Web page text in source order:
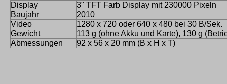
Display
3" TFT Farb Display mit 230000 Pixeln
Baujahr
2010
Video
1280 x 720 oder 640 x 480 bei 30 B/Sek.
Gewicht
113 g (ohne Akku und Karte), 130 g
Abmessungen
92 x 56 x 20 mm (B x H x T)